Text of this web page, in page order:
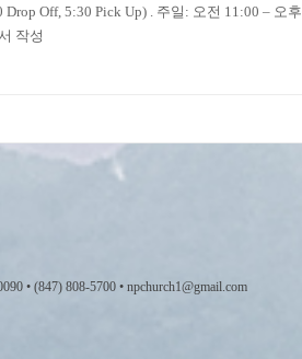
Off, 5:30 Pick Up) . 주일: 오전 11:00 – 오후
작성
• (847) 808-5700 • npchurch1@gmail.com